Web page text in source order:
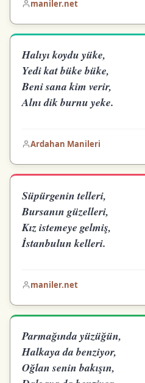
maniler.net
Halıyı koydu yüke,
Yedi kat büke büke,
Beni sana kim verir,
Alnı dik burnu yeke.
Ardahan Manileri
Süpürgenin telleri,
Bursanın güzelleri,
Kız istemeye gelmiş,
İstanbulun kelleri.
maniler.net
Parmağında yüzüğün,
Halkaya da benziyor,
Oğlan senin bakışın,